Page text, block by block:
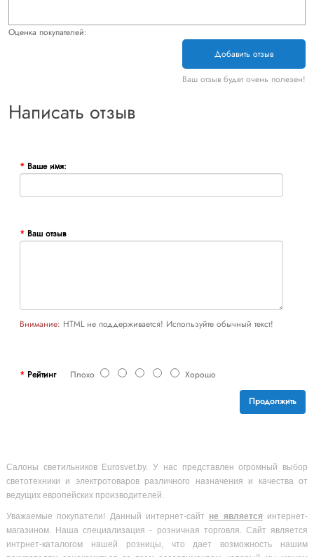
Оценка покупателей:
Добавить отзыв
Ваш отзыв будет очень полезен!
Написать отзыв
Ваше имя:
Ваш отзыв
Внимание: HTML не поддерживается! Используйте обычный текст!
РейтингПлохо Хорошо
Продолжить
Салоны светильников Eurosvet.by. У нас представлен огромный выбор
светотехники и электротоваров различного назначения и качества от
ведущих европейских производителей.
Уважаемые покупатели! Данный интернет-сайт не является интернет-
магазином. Наша специализация - розничная торговля. Сайт является
интрнет-каталогом нашей розницы, что дает возможность нашим